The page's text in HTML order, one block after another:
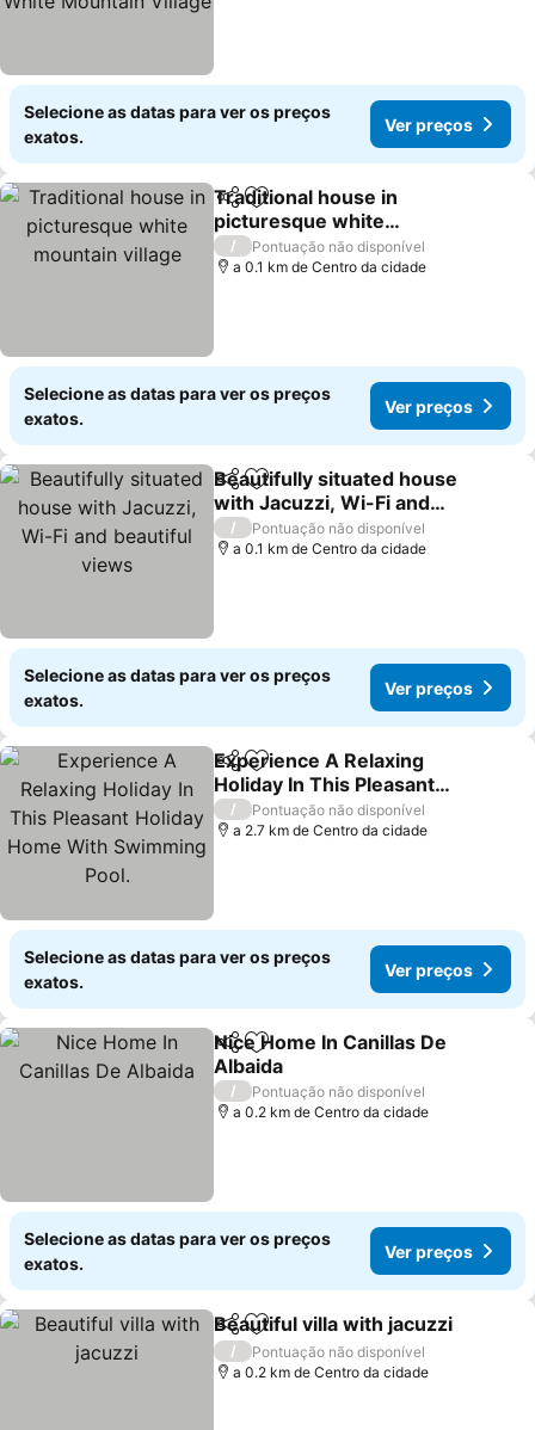
Selecione as datas para ver os preços
exatos.
Ver preços
PartilharAdicionar aos favoritos
Traditional house in
picturesque white
mountain village
/
Pontuação não disponível
a 0.1 km de Centro da cidade
Selecione as datas para ver os preços
exatos.
Ver preços
PartilharAdicionar aos favoritos
Beautifully situated house
with Jacuzzi, Wi-Fi and
beautiful views
/
Pontuação não disponível
a 0.1 km de Centro da cidade
Selecione as datas para ver os preços
exatos.
Ver preços
PartilharAdicionar aos favoritos
Experience A Relaxing
Holiday In This Pleasant
Holiday Home With
Swimming Pool.
/
Pontuação não disponível
a 2.7 km de Centro da cidade
Selecione as datas para ver os preços
exatos.
Ver preços
PartilharAdicionar aos favoritos
Nice Home In Canillas De
Albaida
/
Pontuação não disponível
a 0.2 km de Centro da cidade
Selecione as datas para ver os preços
exatos.
Ver preços
PartilharAdicionar aos favoritos
Beautiful villa with jacuzzi
/
Pontuação não disponível
a 0.2 km de Centro da cidade